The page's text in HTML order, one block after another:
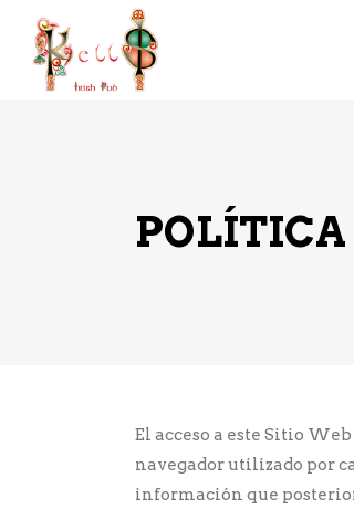
POLÍTICA
El acceso a este Sitio
navegador utilizado por
información que